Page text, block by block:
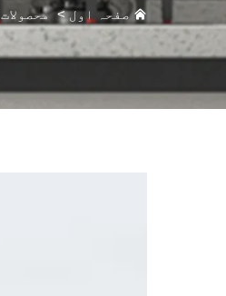
صفحہ اول>محصولات